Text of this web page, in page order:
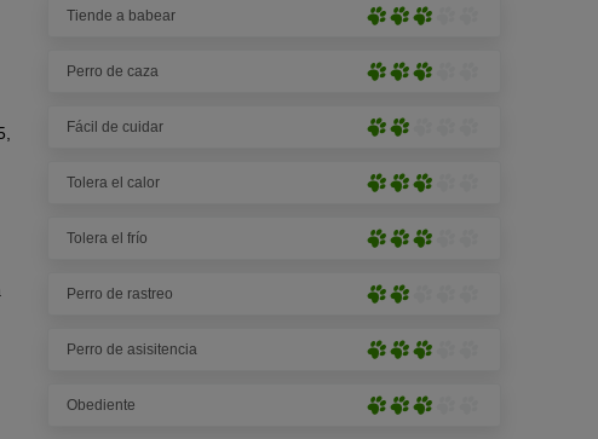
5
5
Tiende a babear
Medianamente
(3
5
Perro de caza
Medianamente
(3
5
Fácil de cuidar
Poco
(2
5
Tolera el calor
Medianamente
(3
5
Tolera el frío
Medianamente
(3
5
Perro de rastreo
Poco
(2
5
Perro de asisitencia
Medianamente
(3
Obediente
Medianamente